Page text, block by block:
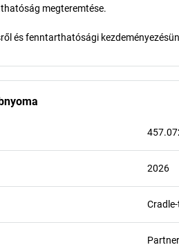
megteremtése.
és fenntarthatósági
2026